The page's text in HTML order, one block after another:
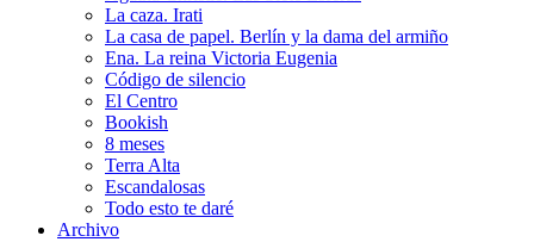
La caza. Irati
La casa de papel. Berlín y la dama del armiño
Ena. La reina Victoria Eugenia
Código de silencio
El Centro
Bookish
8 meses
Terra Alta
Escandalosas
Todo esto te daré
Archivo